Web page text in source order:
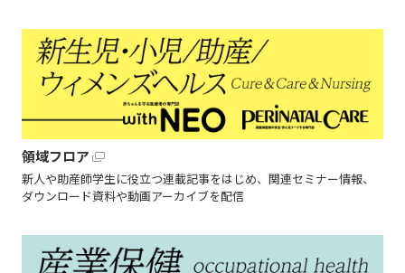
領域フロア
新人や助産師学生に役立つ連載記事をはじめ、関連セミナー情報、
ダウンロード資料や動画アーカイブを配信